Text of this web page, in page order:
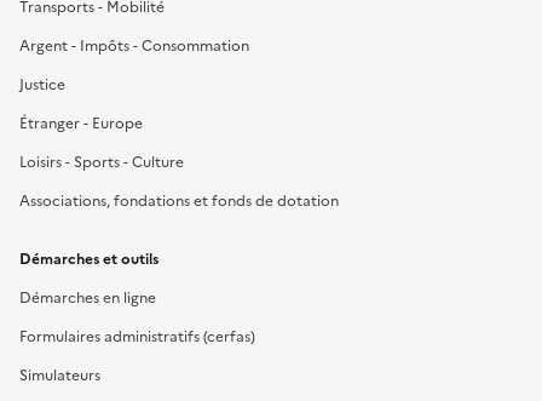
Transports - Mobilité
Argent - Impôts - Consommation
Justice
Étranger - Europe
Loisirs - Sports - Culture
Associations, fondations et fonds de dotation
Démarches et outils
Démarches en ligne
Formulaires administratifs (cerfas)
Simulateurs